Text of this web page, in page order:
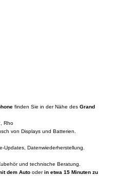
finden Sie in der Nähe desGrand
Rho
von Displays und Batterien.
Updates, Datenwiederherstellung.
und technische Beratung.
dem Auto oderin etwa 15 Minuten zu